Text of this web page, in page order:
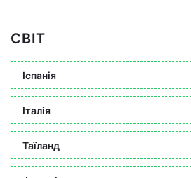
СВІТ
Іспанія
Італія
Таїланд